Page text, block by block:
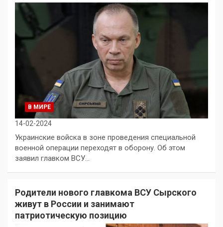
В МИРЕ
14-02-2024
Украинские войска в зоне проведения специальной
военной операции переходят в оборону. Об этом
заявил главком ВСУ…
Родители нового главкома ВСУ Сырского
живут в России и занимают
патриотическую позицию